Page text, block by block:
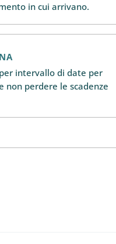
in cui arrivano.
intervallo di date per
non perdere le scadenze